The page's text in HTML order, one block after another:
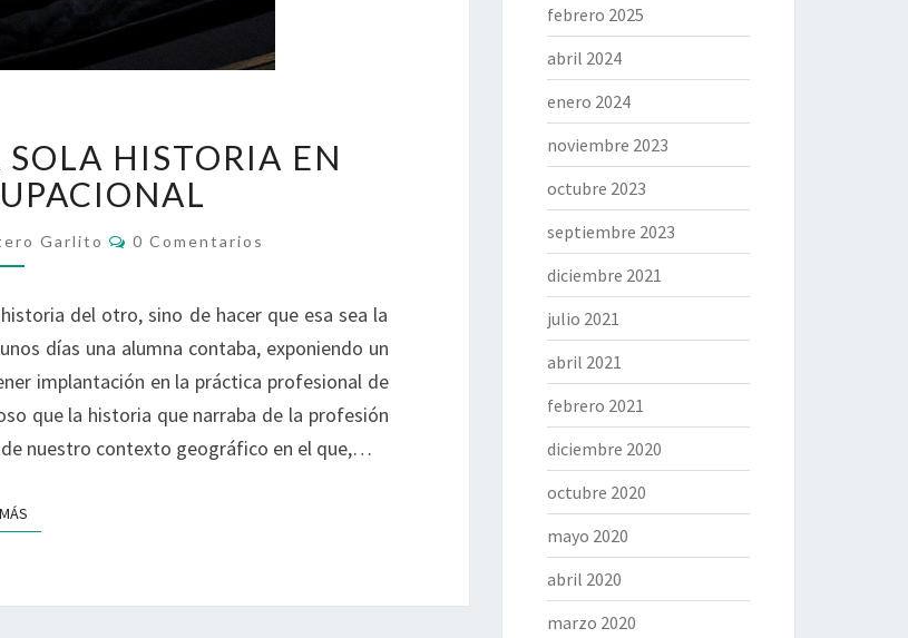
TERAPIA
OCUPACIONAL
HISTORIA EN
Garlito Comentarios
0 Comentarios
del otro, sino de hacer que esa sea la
días una alumna contaba, exponiendo un
implantación en la práctica profesional de
que la historia que narraba de la profesión
nuestro contexto geográfico en el que,…
febrero 2025
abril 2024
enero 2024
noviembre 2023
octubre 2023
septiembre 2023
diciembre 2021
julio 2021
abril 2021
febrero 2021
diciembre 2020
octubre 2020
mayo 2020
abril 2020
marzo 2020